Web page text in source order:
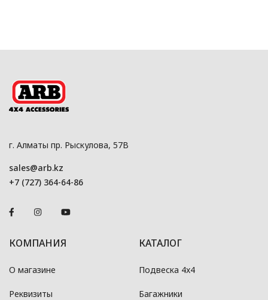
г. Алматы пр. Рыскулова, 57В
sales@arb.kz
+7 (727) 364-64-86
КОМПАНИЯ
О магазине
Реквизиты
КАТАЛОГ
Подвеска 4x4
Багажники